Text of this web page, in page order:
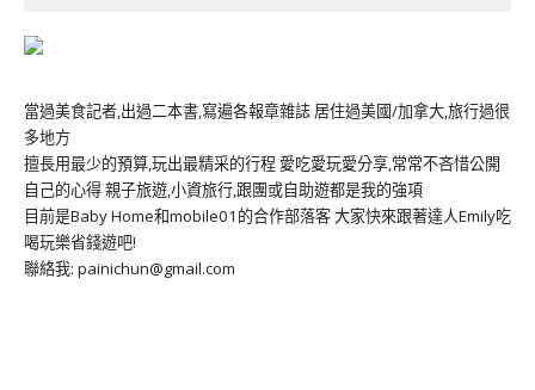
當過美食記者,出過二本書,寫遍各報章雜誌 居住過美國/加拿大,旅行過很
多地方
擅長用最少的預算,玩出最精采的行程 愛吃愛玩愛分享,常常不吝惜公開
自己的心得 親子旅遊,小資旅行,跟團或自助遊都是我的強項
目前是Baby Home和mobile01的合作部落客 大家快來跟著達人Emily吃
喝玩樂省錢遊吧!
聯絡我: painichun@gmail.com